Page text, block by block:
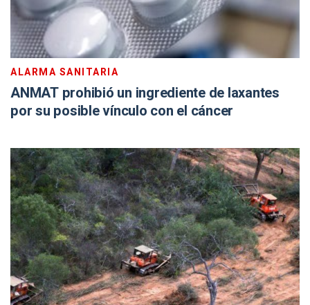
ALARMA SANITARIA
ANMAT prohibió un ingrediente de laxantes
por su posible vínculo con el cáncer